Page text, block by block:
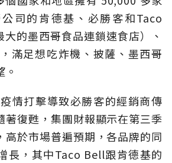
司的肯德基、必勝客和Taco
的墨西哥食品連鎖速食店）、
滿足想吃炸機、披薩、墨西哥
情打擊導致必勝客的經銷商傳
著復甦，集團財報顯示在第三季
高於市場普遍預期，各品牌的同
長，其中Taco Bell跟肯德基的